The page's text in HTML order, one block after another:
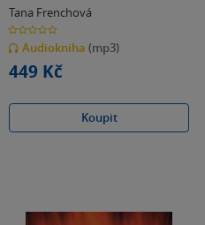
Tana Frenchová
0.0
z
5
hvězdiček
Audiokniha (mp3)
449 Kč
Koupit